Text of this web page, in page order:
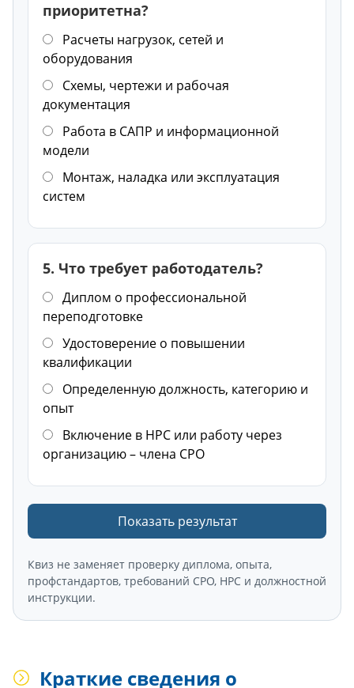
приоритетна?
Расчеты нагрузок, сетей и
оборудования
Схемы, чертежи и рабочая
документация
Работа в САПР и информационной
модели
Монтаж, наладка или эксплуатация
систем
5. Что требует работодатель?
Диплом о профессиональной
переподготовке
Удостоверение о повышении
квалификации
Определенную должность, категорию и
опыт
Включение в НРС или работу через
организацию – члена СРО
Показать результат
Квиз не заменяет проверку диплома, опыта,
профстандартов, требований СРО, НРС и должностной
инструкции.
Краткие сведения о